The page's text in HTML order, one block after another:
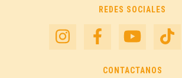
REDES SOCIALES
CONTACTANOS